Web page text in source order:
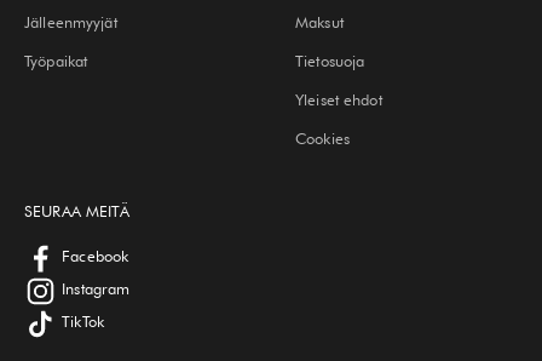
Jälleenmyyjät
Työpaikat
Maksut
Tietosuoja
Yleiset ehdot
Cookies
SEURAA MEITÄ
Facebook
Instagram
TikTok